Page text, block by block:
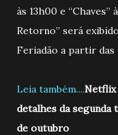
às 13h00 e “Chaves”
Retorno” será
Feriadão a partir das
Leia também....Netflix
detalhes da segunda
de outubro